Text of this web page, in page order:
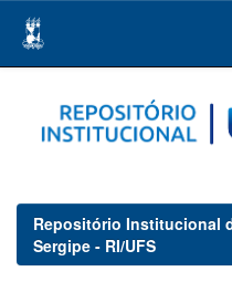
navigation
Repositório Institucional
Sergipe - RI/UFS